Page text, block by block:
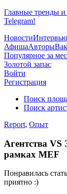
Главные тренды
Telegram!
НовостиИнтервью
АфишаАвторы
Популярное за
Золотой запас
Войти
Регистрация
Поиск
Поиск
Report, Опыт
Агентства VS
рамках MEF
Понравилась
приятно :)